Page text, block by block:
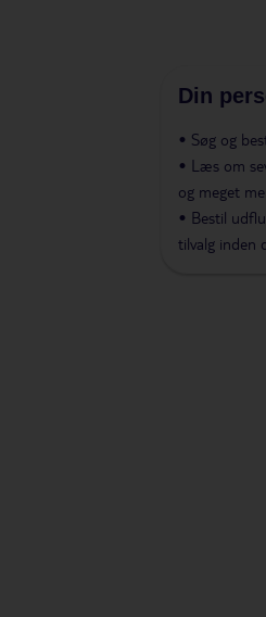
Din
• Søg og
• Læs om
og meget
• Bestil
tilvalg inden